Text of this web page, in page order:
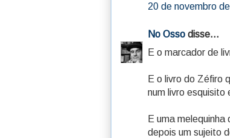
20 de novembro
No Osso disse...
E o marcador de
E o livro do Zéfiro
num livro esquisito
E uma
depois um sujeito